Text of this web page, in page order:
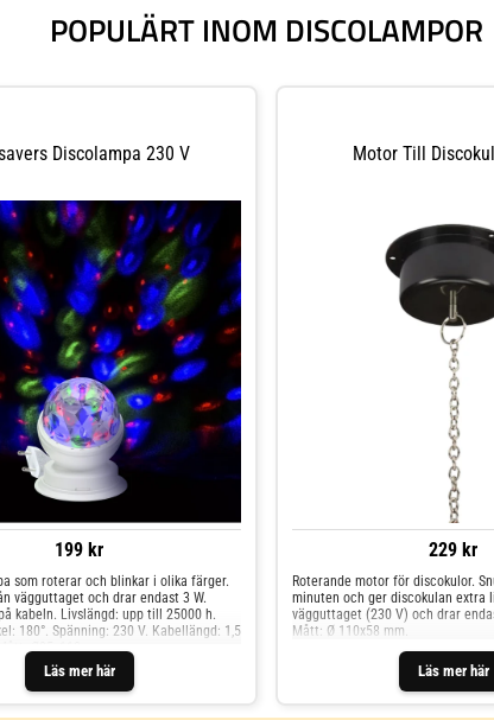
POPULÄRT INOM DISCOLAMPOR
Discolampa 230 V
199 kr
Läs mer här
som roterar och blinkar i olika färger.
vägguttaget och drar endast 3 W.
kabeln. Livslängd: upp till 25000 h.
180°. Spänning: 230 V. Kabellängd: 1,5
Ø85x110 mm.
Motor Till
229 kr
Läs mer här
Roterande motor för discokulor.
minuten och ger discokulan extra
vägguttaget (230 V) och drar
Mått: Ø 110x58 mm.